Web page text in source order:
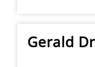
Gerald